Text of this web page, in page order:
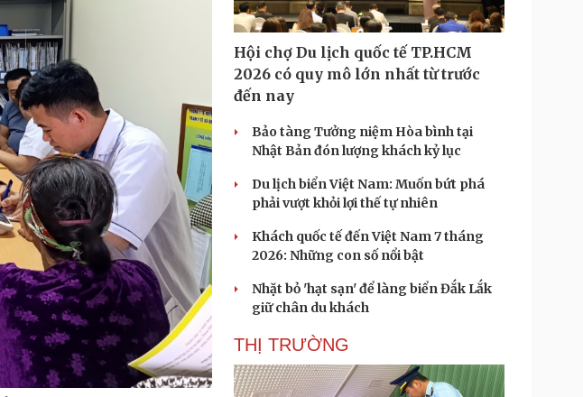
Hội chợ Du lịch quốc tế TP.HCM
2026 có quy mô lớn nhất từ trước
đến nay
Bảo tàng Tưởng niệm Hòa bình tại
Nhật Bản đón lượng khách kỷ lục
Du lịch biển Việt Nam: Muốn bứt phá
phải vượt khỏi lợi thế tự nhiên
Khách quốc tế đến Việt Nam 7 tháng
2026: Những con số nổi bật
Nhặt bỏ 'hạt sạn' để làng biển Đắk Lắk
giữ chân du khách
THỊ TRƯỜNG